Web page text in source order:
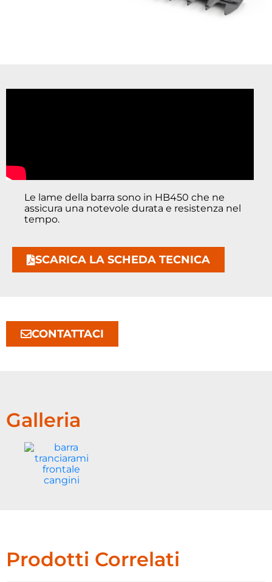
Le lame della barra sono in HB450 che ne
assicura una notevole durata e resistenza nel
tempo.
SCARICA LA SCHEDA TECNICA
CONTATTACI
Galleria
Prodotti Correlati